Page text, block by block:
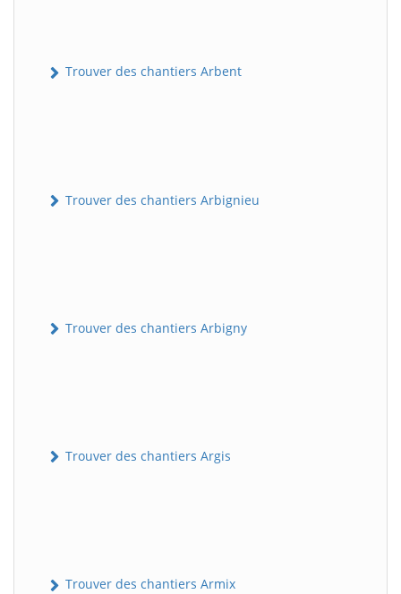
Trouver des chantiers Arbent
Trouver des chantiers Arbignieu
Trouver des chantiers Arbigny
Trouver des chantiers Argis
Trouver des chantiers Armix